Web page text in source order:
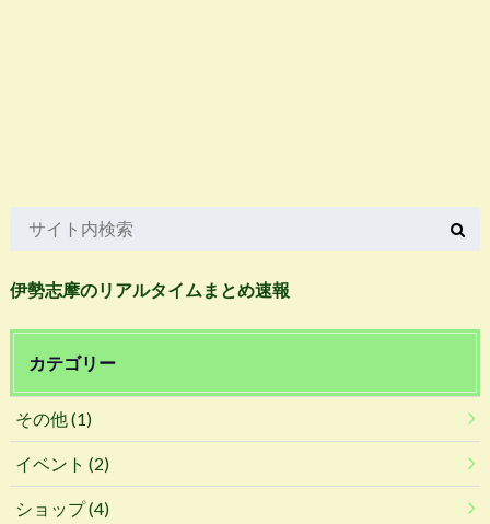
伊勢志摩のリアルタイムまとめ速報
カテゴリー
その他(1)
イベント (2)
ショップ(4)